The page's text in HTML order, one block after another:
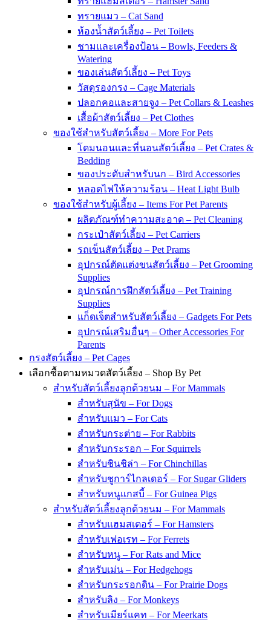
ทรายแมว – Cat Sand
ห้องน้ำสัตว์เลี้ยง – Pet Toilets
ชามและเครื่องป้อน – Bowls, Feeders &
Watering
ของเล่นสัตว์เลี้ยง – Pet Toys
วัสดุรองกรง – Cage Materials
ปลอกคอและสายจูง – Pet Collars & Leashes
เสื้อผ้าสัตว์เลี้ยง – Pet Clothes
ของใช้สำหรับสัตว์เลี้ยง – More For Pets
โดมนอนและที่นอนสัตว์เลี้ยง – Pet Crates &
Bedding
ของประดับสำหรับนก – Bird Accessories
หลอดไฟให้ความร้อน – Heat Light Bulb
ของใช้สำหรับผู้เลี้ยง – Items For Pet Parents
ผลิตภัณฑ์ทำความสะอาด – Pet Cleaning
กระเป๋าสัตว์เลี้ยง – Pet Carriers
รถเข็นสัตว์เลี้ยง – Pet Prams
อุปกรณ์ตัดแต่งขนสัตว์เลี้ยง – Pet Grooming
Supplies
อุปกรณ์การฝึกสัตว์เลี้ยง – Pet Training
Supplies
แก็ดเจ็ตสำหรับสัตว์เลี้ยง – Gadgets For Pets
อุปกรณ์เสริมอื่นๆ – Other Accessories For
Parents
กรงสัตว์เลี้ยง – Pet Cages
เลือกซื้อตามหมวดสัตว์เลี้ยง – Shop By Pet
สำหรับสัตว์เลี้ยงลูกด้วยนม – For Mammals
สำหรับสุนัข – For Dogs
สำหรับแมว – For Cats
สำหรับกระต่าย – For Rabbits
สำหรับกระรอก – For Squirrels
สำหรับชินชิล่า – For Chinchillas
สำหรับชูการ์ไกลเดอร์ – For Sugar Gliders
สำหรับหนูแกสบี้ – For Guinea Pigs
สำหรับสัตว์เลี้ยงลูกด้วยนม – For Mammals
สำหรับแฮมสเตอร์ – For Hamsters
สำหรับเฟอเรท – For Ferrets
สำหรับหนู – For Rats and Mice
สำหรับเม่น – For Hedgehogs
สำหรับกระรอกดิน – For Prairie Dogs
สำหรับลิง – For Monkeys
สำหรับเมียร์แคท – For Meerkats